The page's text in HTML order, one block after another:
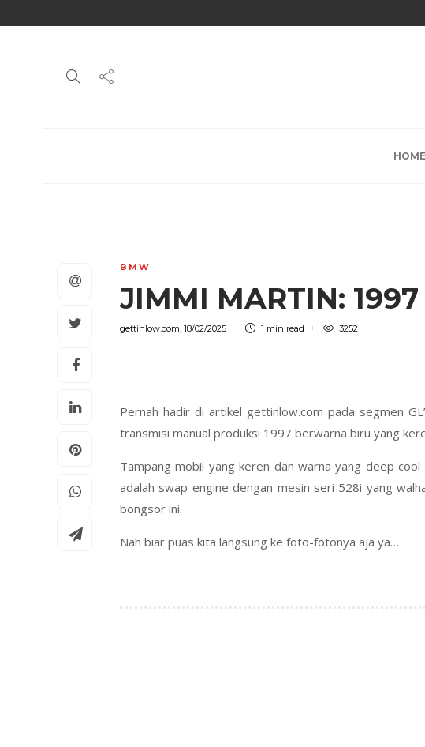
HOME
BMW
JIMMI MARTIN:
gettinlow.com, 18/02/2025 1 min read 3252
Pernah hadir di artikel gettinlow.com pada segmen
transmisi manual produksi 1997 berwarna biru yang
Tampang mobil yang keren dan warna yang deep
adalah swap engine dengan mesin seri 528i yang
bongsor ini.
Nah biar puas kita langsung ke foto-fotonya aja ya…